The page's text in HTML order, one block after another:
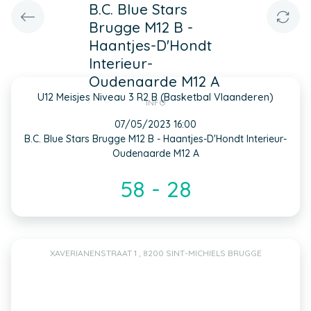
B.C. Blue Stars
Brugge M12 B -
Haantjes-D'Hondt
Interieur-
Oudenaarde M12 A
U12 Meisjes Niveau 3 R2 B (Basketbal Vlaanderen)
INFO
07/05/2023 16:00
B.C. Blue Stars Brugge M12 B - Haantjes-D'Hondt Interieur-
Oudenaarde M12 A
58 - 28
XAVERIANENSTRAAT 1 , 8200 SINT-MICHIELS BRUGGE